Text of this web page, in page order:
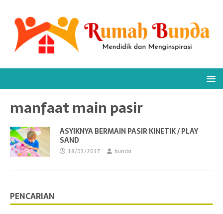
manfaat main pasir
ASYIKNYA BERMAIN PASIR KINETIK / PLAY
SAND
18/03/2017 bunda
PENCARIAN